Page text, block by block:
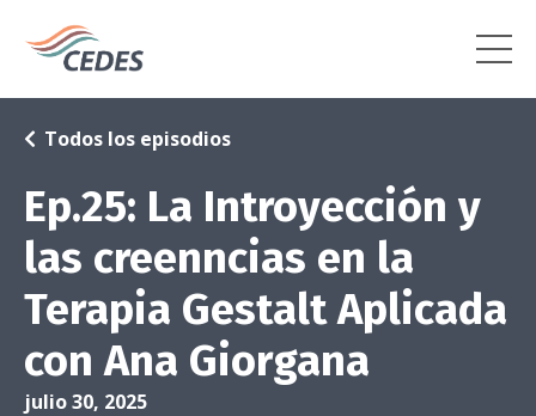
Ep.25: La Introyección y
las creenncias en la
Terapia Gestalt Aplicada
con Ana Giorgana
Todos los episodios
julio 30, 2025